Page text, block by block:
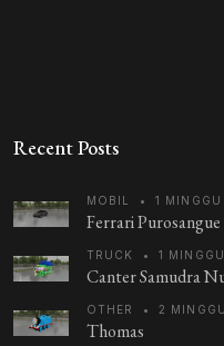
Recent Posts
MOBIL • 1
Ferrari
TRUCK • 1
Canter Samudra
OTHER • 2
Thomas